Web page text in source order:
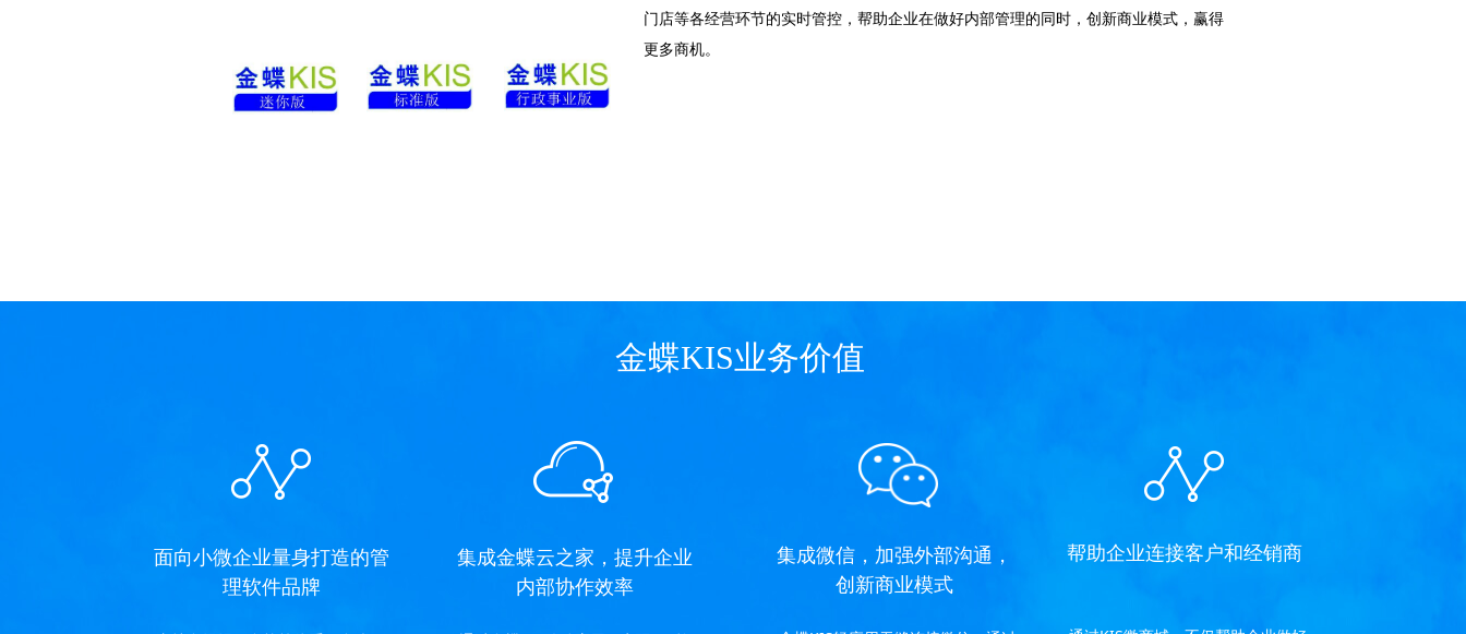
门店等各经营环节的实时管控，帮助企业在做好内部管理的同时，创新商业模式，赢得
更多商机。
金蝶KIS业务价值
集成微信，加强外部沟通，
创新商业模式
面向小微企业量身打造的管
理软件品牌
集成金蝶云之家，提升企业
内部协作效率
帮助企业连接客户和经销商